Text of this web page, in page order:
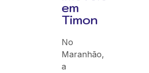
em
Timon
No
Maranhão,
a